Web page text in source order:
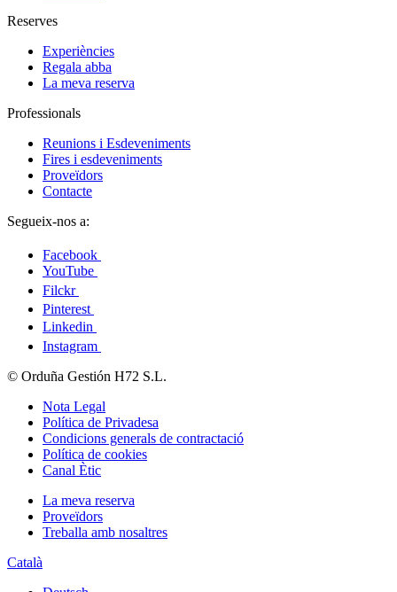
Reserves
Experiències
Regala abba
La meva reserva
Professionals
Reunions i Esdeveniments
Fires i esdeveniments
Proveïdors
Contacte
Segueix-nos a:
Facebook
YouTube
Filckr
Pinterest
Linkedin
Instagram
© Orduña Gestión H72 S.L.
Nota Legal
Política de Privadesa
Condicions generals de contractació
Política de cookies
Canal Ètic
La meva reserva
Proveïdors
Treballa amb nosaltres
Català